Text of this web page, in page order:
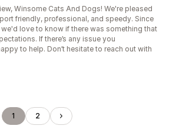
Winsome Cats And Dogs! We're pleased
friendly, professional, and speedy. Since
love to know if there was something that
If there’s any issue you
to help. Don’t hesitate to reach out with
1 2